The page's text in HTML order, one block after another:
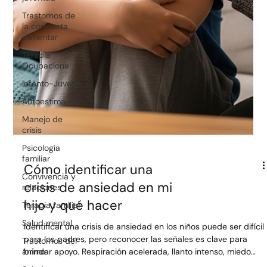
Trastornos de
la conducta
alimentar
Terapia
Ocupacional
Infanto-Juvenil
Autoestima
Manejo de
crisis
Psicología
familiar
Convivencia y
relaciones
Terapia familiar
Salud mental
Trastornos del
ánimo
Cómo identificar una
crisis de ansiedad en mi
hijo y qué hacer